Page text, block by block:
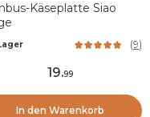
Käseplatte Siao
(9)
19.99
In den Warenkorb